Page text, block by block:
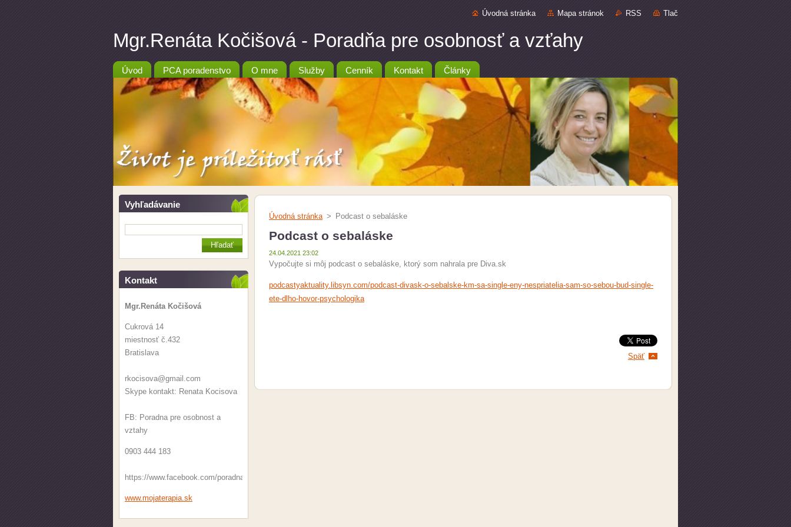
Úvodná stránka Mapa stránok RSS Tlač
Mgr.Renáta Kočišová - Poradňa pre osobnosť a vzťahy
Úvod PCA poradenstvo O mne Služby Cenník Kontakt Články
Vyhľadávanie
Kontakt
Mgr.Renáta Kočišová
Cukrová 14
miestnosť č.432
Bratislava
rkocisova@gmail.com
Skype kontakt: Renata Kocisova
FB: Poradna pre osobnost a
vztahy
0903 444 183
https://www.facebook.com/poradna.ba/
www.mojaterapia.sk
Úvodná stránka > Podcast o sebaláske
Podcast o sebaláske
24.04.2021 23:02
Vypočujte si môj podcast o sebaláske, ktorý som nahrala pre Diva.sk
podcastyaktuality.libsyn.com/podcast-divask-o-sebalske-km-sa-single-eny-nespriatelia-sam-so-sebou-bud-single-
ete-dlho-hovor-psychologika
Späť